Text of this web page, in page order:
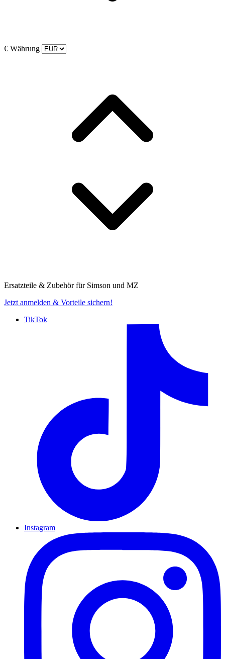
€ Währung
Ersatzteile & Zubehör für Simson und MZ
Jetzt anmelden & Vorteile sichern!
TikTok
Instagram